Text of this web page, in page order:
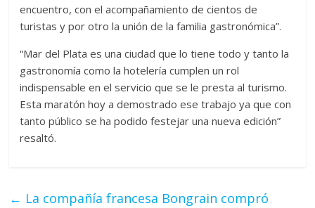
encuentro, con el acompañamiento de cientos de
turistas y por otro la unión de la familia gastronómica”.
“Mar del Plata es una ciudad que lo tiene todo y tanto la
gastronomía como la hotelería cumplen un rol
indispensable en el servicio que se le presta al turismo.
Esta maratón hoy a demostrado ese trabajo ya que con
tanto público se ha podido festejar una nueva edición”
resaltó.
← La compañía francesa Bongrain compró